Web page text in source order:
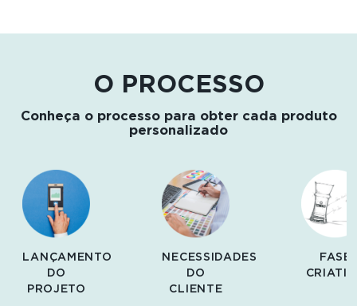
O PROCESSO
Conheça o processo para obter cada produto
personalizado
FASE
CRIATIVA
DESIGN
INFORMÁTICO
ANÁLISE
COMERCIAL